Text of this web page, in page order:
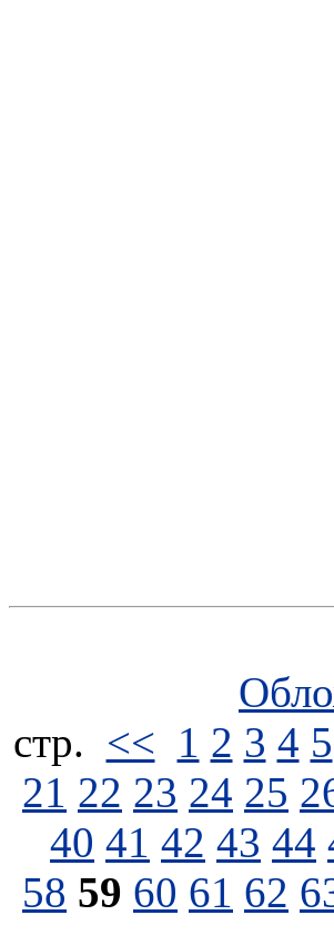
стp. << 1 2 3 4 5
21 22 23 24 25
40 41 42 43 44
58 59 60 61 62